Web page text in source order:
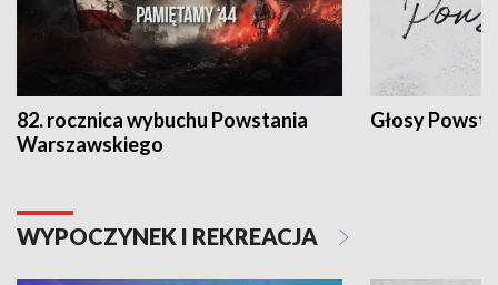
82. rocznica wybuchu Powstania
Warszawskiego
Głosy
WYPOCZYNEK I REKREACJA